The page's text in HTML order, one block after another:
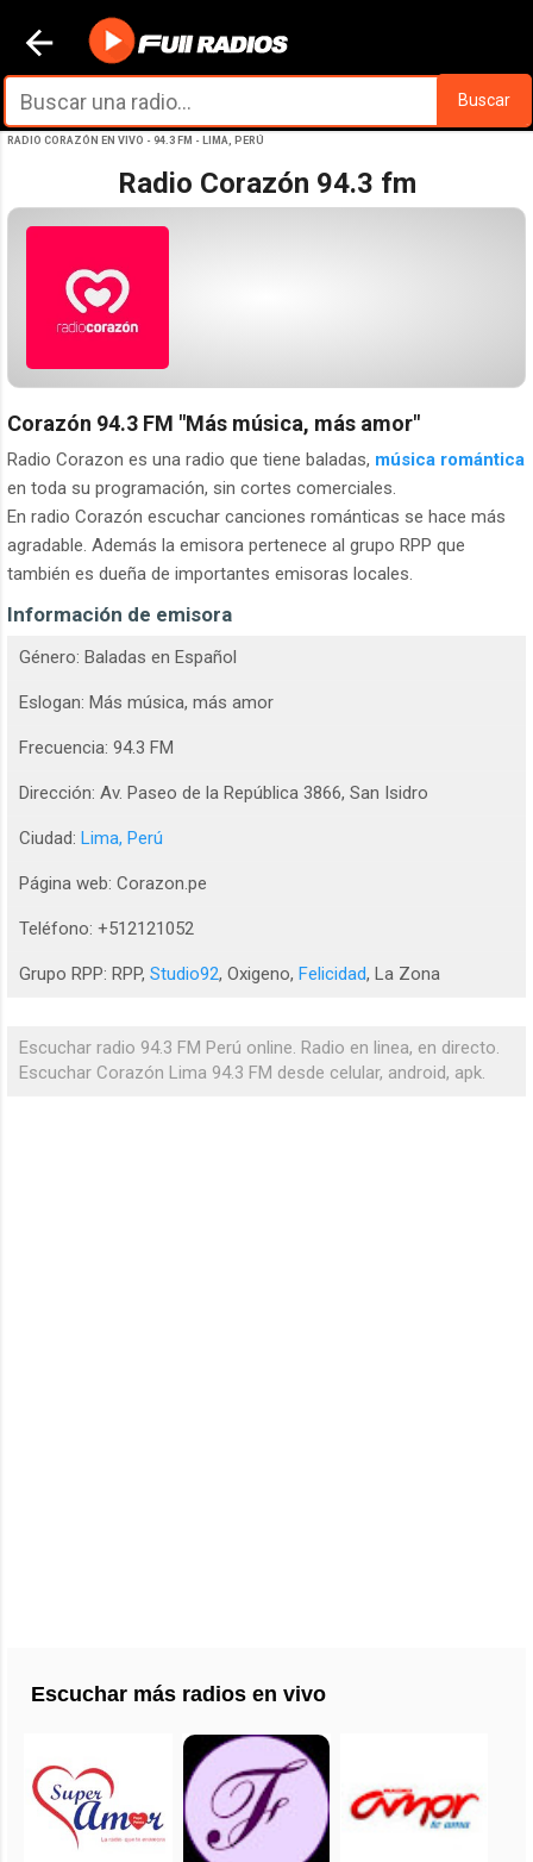
Ir al contenido principal
Buscar
RADIO CORAZÓN EN VIVO - 94.3 FM - LIMA, PERÚ
Radio Corazón 94.3 fm
Corazón 94.3 FM "Más música, más amor"
Radio Corazon es una radio que tiene baladas, música romántica
en toda su programación, sin cortes comerciales.
En radio Corazón escuchar canciones románticas se hace más
agradable. Además la emisora pertenece al grupo RPP que
también es dueña de importantes emisoras locales.
Información de emisora
Género: Baladas en Español
Eslogan: Más música, más amor
Frecuencia: 94.3 FM
Dirección: Av. Paseo de la República 3866, San Isidro
Ciudad: Lima, Perú
Página web: Corazon.pe
Teléfono: +512121052
Grupo RPP: RPP, Studio92, Oxigeno, Felicidad, La Zona
Escuchar radio 94.3 FM Perú online. Radio en linea, en directo.
Escuchar Corazón Lima 94.3 FM desde celular, android, apk.
Escuchar más radios en vivo